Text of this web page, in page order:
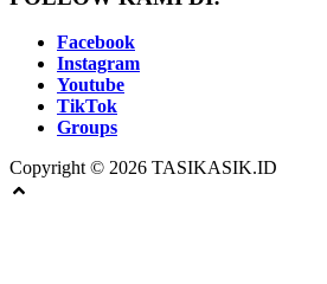
Facebook
Instagram
Youtube
TikTok
Groups
Copyright © 2026 TASIKASIK.ID